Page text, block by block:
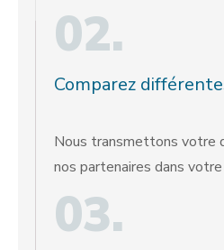
02.
Comparez
Nous transmettons votre
nos partenaires dans votre
03.